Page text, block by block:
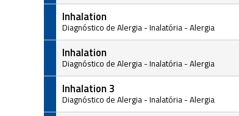
Inhalation
Diagnóstico de Alergia - Inalatória - Alergia
Inhalation
Diagnóstico de Alergia - Inalatória - Alergia
Inhalation 3
Diagnóstico de Alergia - Inalatória - Alergia